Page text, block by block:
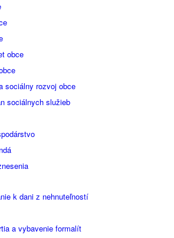
obce
sociálny rozvoj obce
sociálnych služieb
k dani z nehnuteľností
a vybavenie formalít